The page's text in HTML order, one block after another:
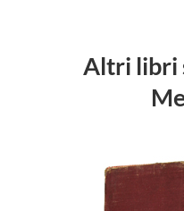
Altri libri